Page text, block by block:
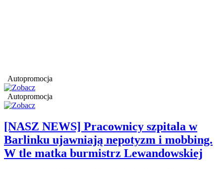
Autopromocja
Autopromocja
[NASZ NEWS] Pracownicy szpitala w
Barlinku ujawniają nepotyzm i mobbing.
W tle matka burmistrz Lewandowskiej